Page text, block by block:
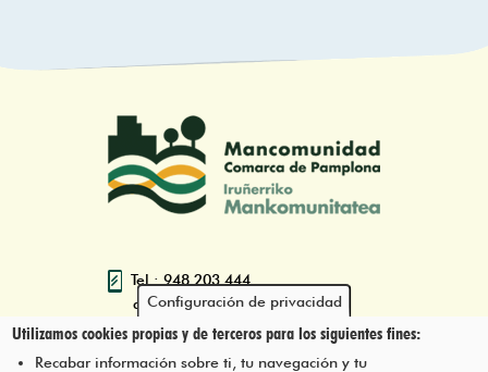
Tel.: 948 203 444
atencion@mancoeduca.com
Programa de Educación Ambiental
Configuración de privacidad
Utilizamos cookies propias y de terceros para los siguientes fines:
Recabar información sobre ti, tu navegación y tu